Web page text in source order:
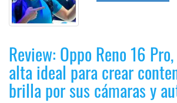
Review: Oppo Reno 16
alta ideal para crear
brilla por sus cámaras y